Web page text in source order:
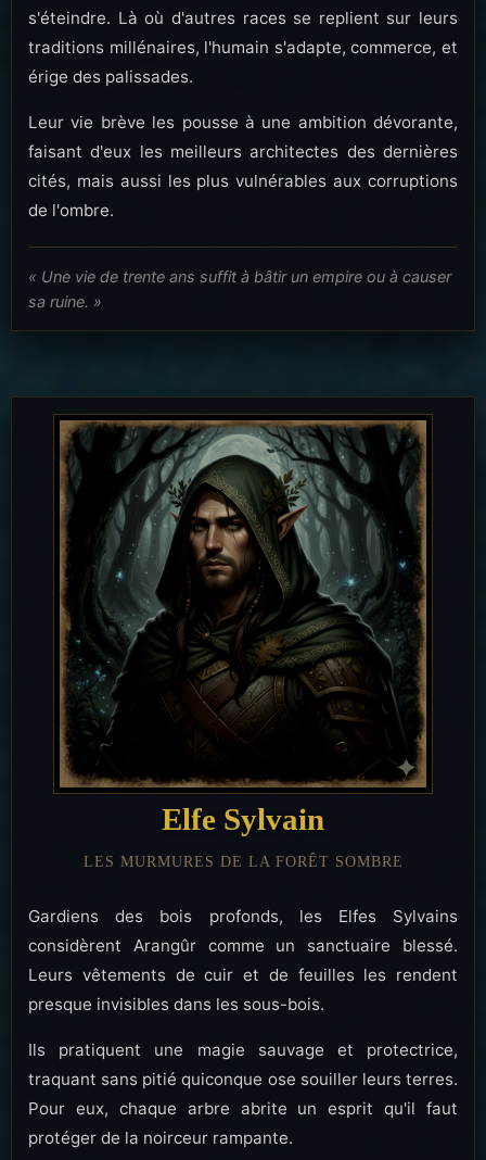
s'éteindre. Là où d'autres races se replient sur leurs
traditions millénaires, l'humain s'adapte, commerce, et
érige des palissades.
Leur vie brève les pousse à une ambition dévorante,
faisant d'eux les meilleurs architectes des dernières
cités, mais aussi les plus vulnérables aux corruptions
de l'ombre.
« Une vie de trente ans suffit à bâtir un empire ou à causer
sa ruine. »
Elfe Sylvain
LES MURMURES DE LA FORÊT SOMBRE
Gardiens des bois profonds, les Elfes Sylvains
considèrent Arangûr comme un sanctuaire blessé.
Leurs vêtements de cuir et de feuilles les rendent
presque invisibles dans les sous-bois.
Ils pratiquent une magie sauvage et protectrice,
traquant sans pitié quiconque ose souiller leurs terres.
Pour eux, chaque arbre abrite un esprit qu'il faut
protéger de la noirceur rampante.